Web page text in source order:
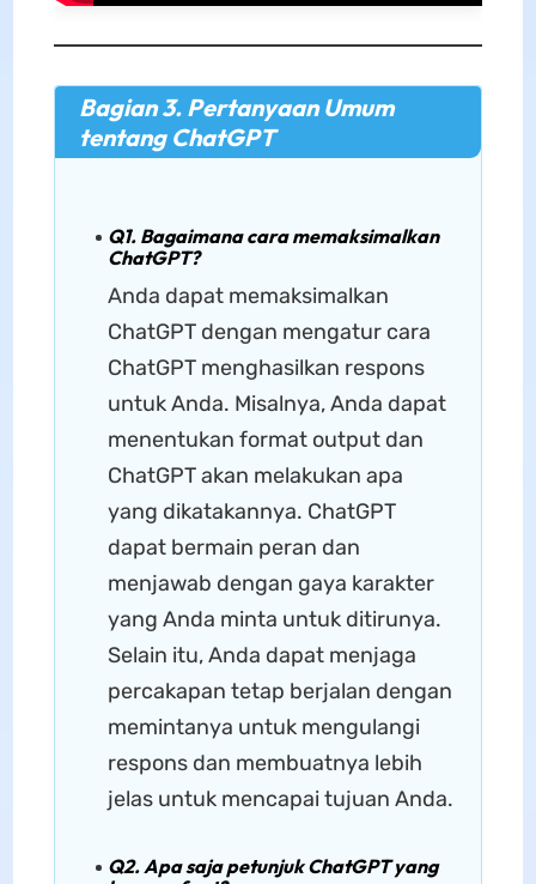
Bagian 3. Pertanyaan Umum
tentang ChatGPT
Q1. Bagaimana cara memaksimalkan
ChatGPT?
Anda dapat memaksimalkan
ChatGPT dengan mengatur cara
ChatGPT menghasilkan respons
untuk Anda. Misalnya, Anda dapat
menentukan format output dan
ChatGPT akan melakukan apa
yang dikatakannya. ChatGPT
dapat bermain peran dan
menjawab dengan gaya karakter
yang Anda minta untuk ditirunya.
Selain itu, Anda dapat menjaga
percakapan tetap berjalan dengan
memintanya untuk mengulangi
respons dan membuatnya lebih
jelas untuk mencapai tujuan Anda.
Q2. Apa saja petunjuk ChatGPT yang